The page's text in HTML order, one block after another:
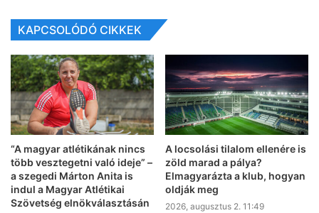
KAPCSOLÓDÓ CIKKEK
“A magyar atlétikának nincs
több vesztegetni való ideje” –
a szegedi Márton Anita is
indul a Magyar Atlétikai
Szövetség elnökválasztásán
A locsolási tilalom ellenére is
zöld marad a pálya?
Elmagyarázta a klub, hogyan
oldják meg
2026, augusztus 2. 11:49